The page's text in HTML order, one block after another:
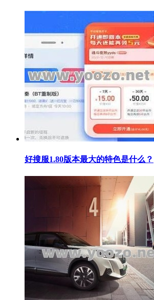
好搜服1.80版本最大的特色是什么？